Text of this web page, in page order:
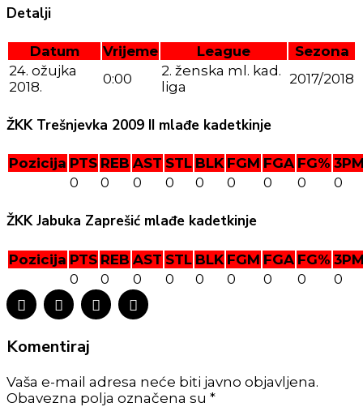
Detalji
Datum Vrijeme League
Sezona
24. ožujka
2018.
0:00
2. ženska ml. kad.
liga
2017/2018
ŽKK Trešnjevka 2009 II mlađe kadetkinje
Pozicija PTS REB AST STL BLK FGM FGA FG%
0
0 0 0 0 0 0 0 0
ŽKK Jabuka Zaprešić mlađe kadetkinje
Pozicija PTS REB AST STL BLK FGM FGA FG%
0
0 0 0 0 0 0 0 0
Komentiraj
Vaša e-mail adresa neće biti javno objavljena.
Obavezna polja označena su *